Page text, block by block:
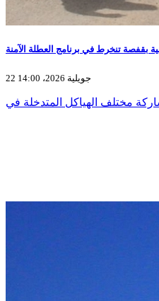
بقفصة تنخرط في برنامج العطلة الآمنة
22 جويلية 2026، 14:00